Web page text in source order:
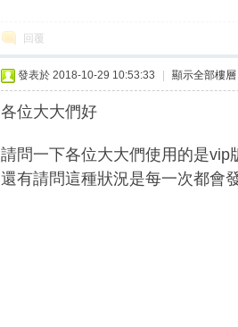
回覆
發表於 2018-10-29 10:53:33 顯示全部樓層
各位大大們好
請問一下各位大大們使用的是vip
還有請問這種狀況是每一次都會